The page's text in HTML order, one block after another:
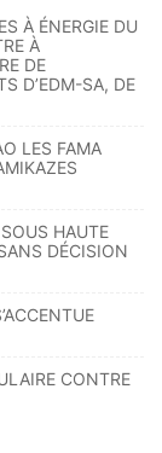
À ÉNERGIE DU
À
DE
D’EDM-SA, DE
LES FAMA
HAUTE
DÉCISION
CONTRE